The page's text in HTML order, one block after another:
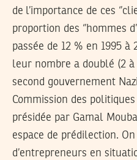
de l’importance de ces
proportion des ‘’hommes
passée de 12 % en 1995
leur nombre a doublé (2
second gouvernement
Commission des
présidée par Gamal
espace de prédilection.
d’entrepreneurs en